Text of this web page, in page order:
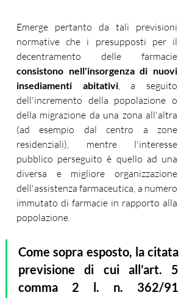
Emerge pertanto da tali previsioni
normative che i presupposti per il
consistono nell'insorgenza di nuovi
insediamenti abitativi, a seguito
dell'incremento della popolazione o
della migrazione da una zona all'altra
(ad esempio dal centro a zone
residenziali), mentre l'interesse
pubblico perseguito è quello ad una
diversa e migliore organizzazione
dell'assistenza farmaceutica, a numero
immutato di farmacie in rapporto alla
popolazione.
Come sopra esposto, la citata
previsione di cui all’art. 5
comma 2 l. n. 362/91